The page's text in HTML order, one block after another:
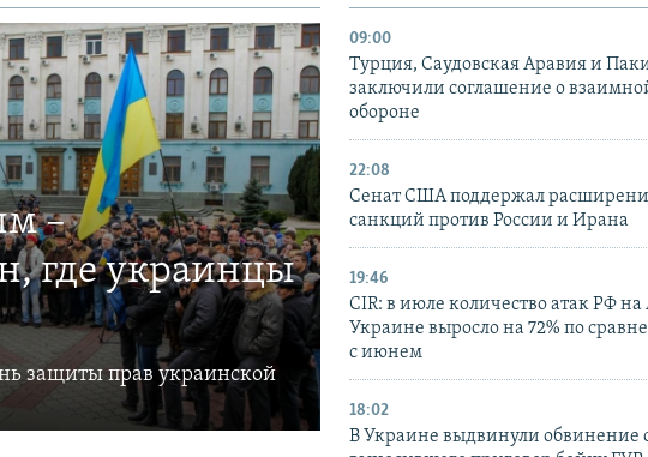
–
где украинцы
защиты прав украинской
09:00
Турция, Саудовская Аравия и
заключили соглашение о
обороне
22:08
Сенат США поддержал
санкций против России и Ирана
19:46
CIR: в июле количество атак РФ на
Украине выросло на 72% по
с июнем
18:02
В Украине выдвинули обвинение